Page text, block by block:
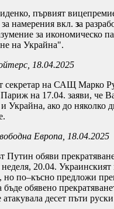
първият
намерения вкл. за
за икономическо
на Украйна".
18.04.2025
секретар на САЩ Марко
на 17.04. заяви, че
Украйна, ако до няколко
Европа, 18.04.2025
Путин обяви
20.04.
но по–късно предложи
бъде обявено
десет пъти